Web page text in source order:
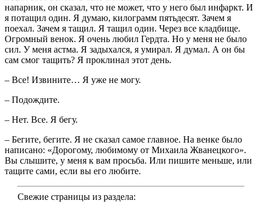
напарник, он сказал, что не может, что у него был инфаркт. И
я потащил один. Я думаю, килограмм пятьдесят. Зачем я
поехал. Зачем я тащил. Я тащил один. Через все кладбище.
Огромный венок. Я очень любил Гердта. Но у меня не было
сил. У меня астма. Я задыхался, я умирал. Я думал. А он бы
сам смог тащить? Я проклинал этот день.
– Все! Извините… Я уже не могу.
– Подождите.
– Нет. Все. Я бегу.
– Бегите, бегите. Я не сказал самое главное. На венке было
написано: «Дорогому, любимому от Михаила Жванецкого».
Вы слышите, у меня к вам просьба. Или пишите меньше, или
тащите сами, если вы его любите.
Свежие страницы из раздела: